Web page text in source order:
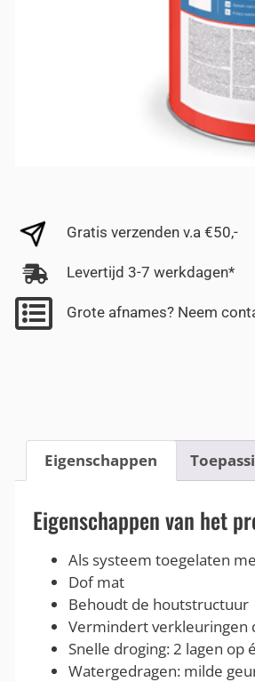
Gratis verzenden v.a €50,-
Levertijd 3-7 werkdagen*
Grote afnames? Neem
Eigenschappen
Eigenschappen van het
Als systeem toegelaten
Dof mat
Behoudt de houtstructuur
Vermindert verkleuringen
Snelle droging: 2 lagen op
Watergedragen: milde